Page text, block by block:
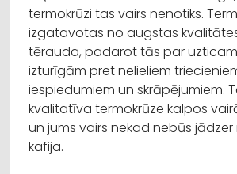
termokrūzi tas vairs nenotiks.
izgatavotas no augstas
tērauda, padarot tās par
izturīgām pret nelieliem
iespiedumiem un skrāpējumiem.
kvalitatīva termokrūze kalpos
un jums vairs nekad nebūs
kafija.